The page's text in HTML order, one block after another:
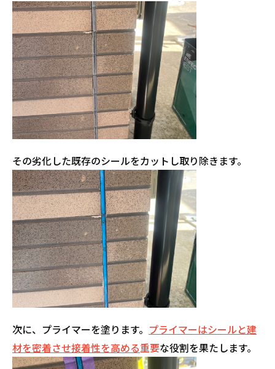
その劣化した既存のシールをカットし取り除きます。
次に、プライマーを塗ります。 プライマーはシールと建
材を密着させ接着性を高める重要な役割を果たします。